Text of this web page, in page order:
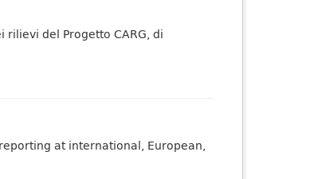
del Progetto CARG, di
at international, European,